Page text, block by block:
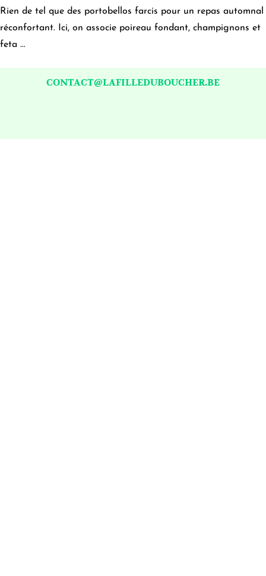
Rien de tel que des portobellos farcis pour un repas automnal
réconfortant. Ici, on associe poireau fondant, champignons et
feta ...
CONTACT@LAFILLEDUBOUCHER.BE